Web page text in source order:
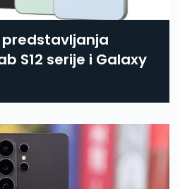
S12 serije i Galaxy